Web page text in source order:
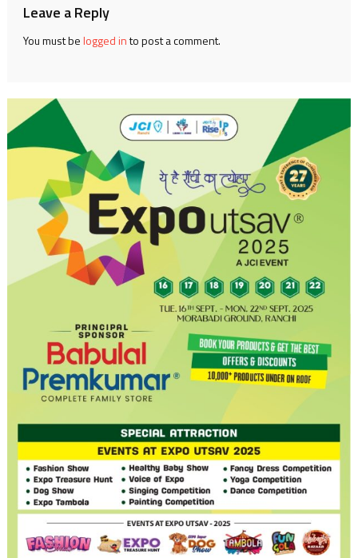
Leave a Reply
You must belogged into post a comment.